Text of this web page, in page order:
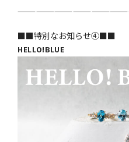
■■特別なお知らせ④■■
HELLO!BLUE